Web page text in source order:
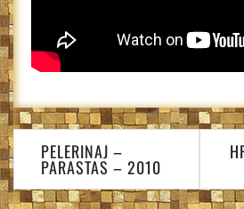
Navigare
în
articole
PELERINAJ –
PARASTAS – 2010